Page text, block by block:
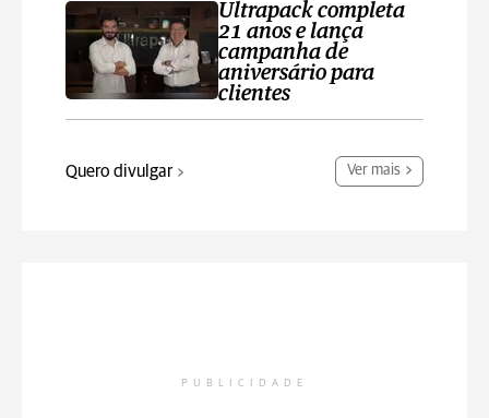
Ultrapack completa
21 anos e lança
campanha de
aniversário para
clientes
Quero divulgar Ver mais
PUBLICIDADE